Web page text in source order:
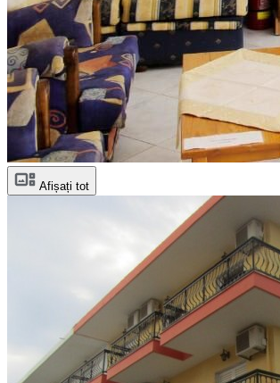
Afișați tot